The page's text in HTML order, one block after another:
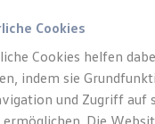
Angebote
Leasing
Gebrauchtwagen-
Leasing
viel
Cookies
Cookies helfen
indem sie
und Zugriff auf
Die